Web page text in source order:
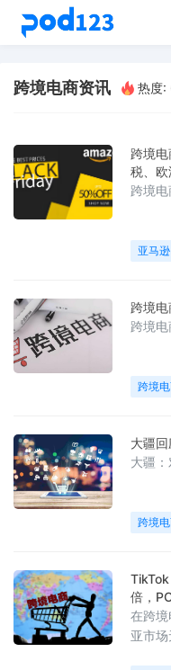
跨境电商资讯 热度:
跨境
税、
跨境
亚马逊
跨境
跨境电
跨境
大疆
大疆：
跨境
倍，
在跨
亚市